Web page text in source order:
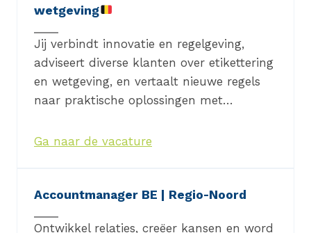
wetgeving
Jij verbindt innovatie en regelgeving,
adviseert diverse klanten over etikettering
en wetgeving, en vertaalt nieuwe regels
naar praktische oplossingen met…
Ga naar de vacature
Accountmanager BE | Regio-Noord
Ontwikkel relaties, creëer kansen en word